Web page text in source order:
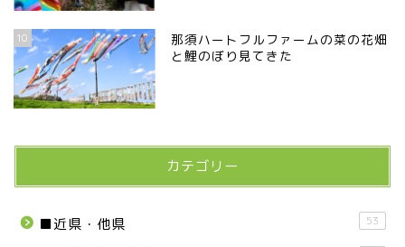
10
那須ハートフルファームの菜の花畑
と鯉のぼり見てきた
カテゴリー
■近県・他県 53